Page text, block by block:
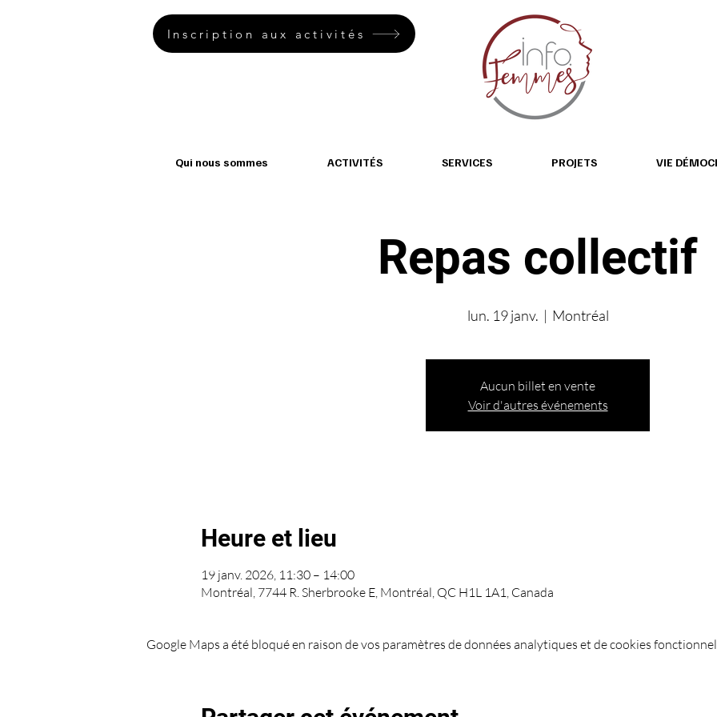
Inscription aux activités
Qui nous sommes ACTIVITÉS SERVICES PROJETS VIE
Repas collectif
lun. 19 janv.
  |
Montréal
Aucun billet en vente
Voir d'autres événements
Heure et lieu
19 janv. 2026, 11:30 – 14:00
Montréal, 7744 R. Sherbrooke E, Montréal, QC H1L 1A1, Canada
Google Maps a été bloqué en raison de vos paramètres de données analytiques et de cookies